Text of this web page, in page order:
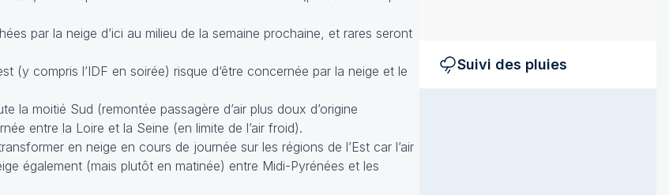
par la neige d’ici au milieu de la semaine prochaine, et rares seront
(y compris l’IDF en soirée) risque d‘être concernée par la neige et le
la moitié Sud (remontée passagère d’air plus doux d’origine
entre la Loire et la Seine (en limite de l’air froid).
en neige en cours de journée sur les régions de l’Est car l’air
également (mais plutôt en matinée) entre Midi-Pyrénées et les
Suivi des pluies